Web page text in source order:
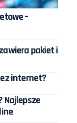
–
pakiet i
internet?
Najlepsze